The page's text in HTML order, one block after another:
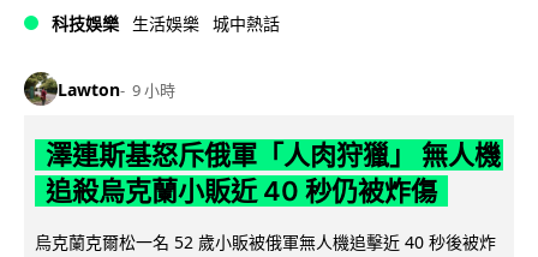
科技娛樂 生活娛樂 城中熱話
Lawton 9 小時
澤連斯基怒斥俄軍「人肉狩獵」 無人機
追殺烏克蘭小販近 40 秒仍被炸傷
烏克蘭克爾松一名 52 歲小販被俄軍無人機追擊近 40 秒後被炸